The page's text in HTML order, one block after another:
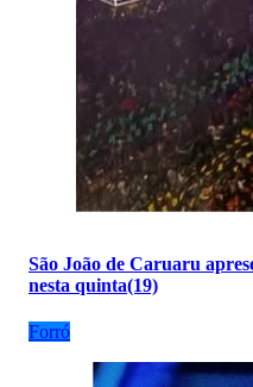
São João de Caruaru
nesta quinta(19)
Forró